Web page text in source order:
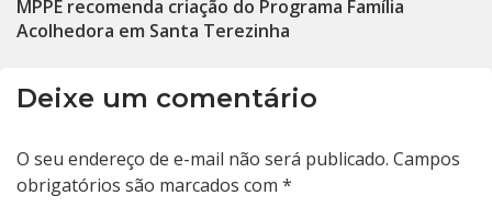
MPPE recomenda criação do Programa Família
Acolhedora em Santa Terezinha
Deixe um comentário
O seu endereço de e-mail não será publicado. Campos
obrigatórios são marcados com *